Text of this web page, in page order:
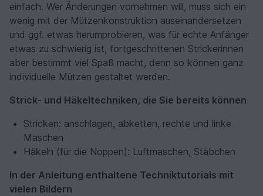
einfach. Wer Änderungen vornehmen will, muss sich ein
wenig mit der Mützenkonstruktion auseinandersetzen
und ggf. etwas herumprobieren, was für echte Anfänger
etwas zu schwierig ist, fortgeschrittenen Strickerinnen
aber bestimmt viel Spaß macht, denn so können ganz
individuelle Mützen gestaltet werden.
Strick- und Häkeltechniken, die Sie bereits können
Stricken: anschlagen, abketten, rechte und linke
Maschen
Häkeln (für die Noppen): Luftmaschen, Stäbchen
In der Anleitung enthaltene Techniktutorials mit
vielen Bildern